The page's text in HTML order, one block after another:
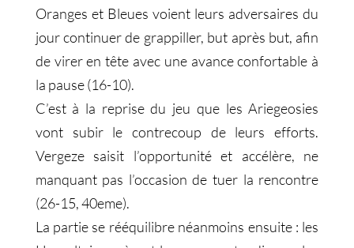
Oranges et Bleues voient leurs adversaires du
jour continuer de grappiller, but après but, afin
de virer en tête avec une avance confortable à
la pause (16-10).
C’est à la reprise du jeu que les Ariegeosies
vont subir le contrecoup de leurs efforts.
Vergeze saisit l’opportunité et accélère, ne
manquant pas l’occasion de tuer la rencontre
(26-15, 40eme).
La partie se rééquilibre néanmoins ensuite : les